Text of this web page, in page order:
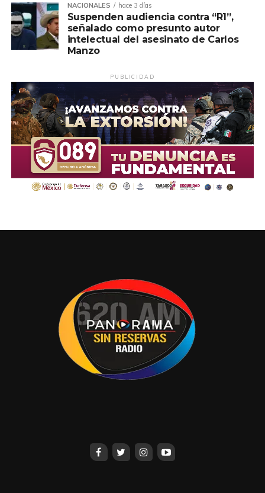
NACIONALES hace 3 días
Suspenden audiencia contra “R1”,
señalado como presunto autor
intelectual del asesinato de Carlos
Manzo
PUBLICIDAD